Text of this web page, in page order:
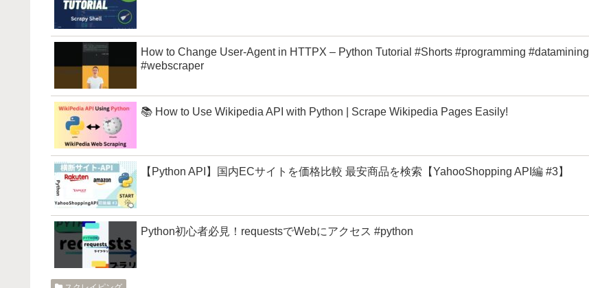
How to Change User-Agent in HTTPX – Python Tutorial #Shorts #programming #datamining
#webscraper
📚 How to Use Wikipedia API with Python | Scrape Wikipedia Pages Easily!
【Python API】国内ECサイトを価格比較 最安商品を検索【YahooShopping API編 #3】
Python初心者必見！requestsでWebにアクセス #python